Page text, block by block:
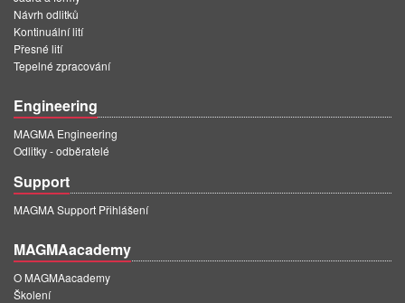
MAGMA China
EN
MAGMA India
EN
MAGMA Korea
EN
Návrh odlitků
Kontinuální lití
Přesné lití
Tepelné zpracování
Engineering
MAGMA Engineering
Odlitky - odběratelé
Support
MAGMA Support Přihlášení
MAGMAacademy
O MAGMAacademy
Školení